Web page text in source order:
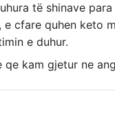
të shinave
e cfare quhen keto
e duhur.
qe kam gjetur ne